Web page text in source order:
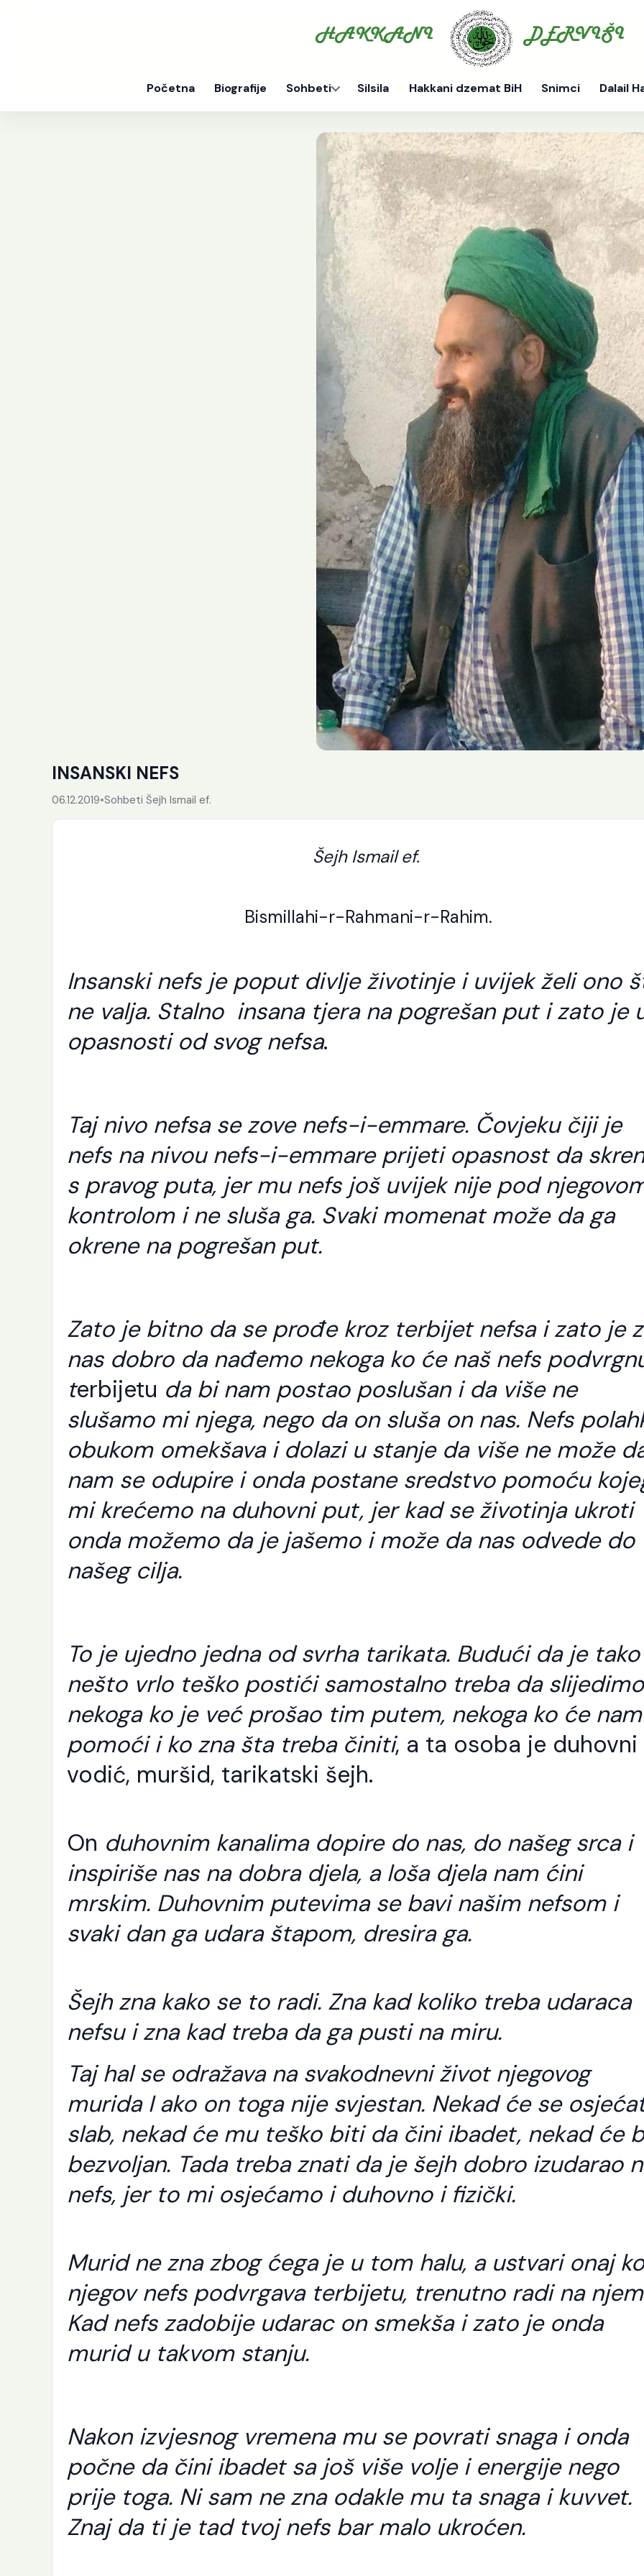
Početna Biografije Sohbeti Silsila Hakkani dzemat BiH Snimci Dalail
INSANSKI NEFS
06.12.2019•Sohbeti Šejh Ismail ef.
Šejh Ismail ef.
Bismillahi-r-Rahmani-r-Rahim.
Insanski nefs je poput divlje životinje i uvijek želi ono
ne valja. Stalno insana tjera na pogrešan put i zato je
opasnosti od svog nefsa.
Taj nivo nefsa se zove nefs-i-emmare. Čovjeku čiji je
nefs na nivou nefs-i-emmare prijeti opasnost da
s pravog puta, jer mu nefs još uvijek nije pod
kontrolom i ne sluša ga. Svaki momenat može da ga
okrene na pogrešan put.
Zato je bitno da se prođe kroz terbijet nefsa i zato je
nas dobro da nađemo nekoga ko će naš nefs
terbijetu da bi nam postao poslušan i da više ne
slušamo mi njega, nego da on sluša on nas. Nefs
obukom omekšava i dolazi u stanje da više ne može
nam se odupire i onda postane sredstvo pomoću
mi krećemo na duhovni put, jer kad se životinja ukroti
onda možemo da je jašemo i može da nas odvede do
našeg cilja.
To je ujedno jedna od svrha tarikata. Budući da je tako
nešto vrlo teško postići samostalno treba da slijedimo
nekoga ko je već prošao tim putem, nekoga ko će nam
pomoći i ko zna šta treba činiti, a ta osoba je duhovni
vodić, muršid, tarikatski šejh.
On duhovnim kanalima dopire do nas, do našeg srca i
inspiriše nas na dobra djela, a loša djela nam ćini
mrskim. Duhovnim putevima se bavi našim nefsom i
svaki dan ga udara štapom, dresira ga.
Šejh zna kako se to radi. Zna kad koliko treba udaraca
nefsu i zna kad treba da ga pusti na miru.
Taj hal se odražava na svakodnevni život njegovog
murida I ako on toga nije svjestan. Nekad će se
slab, nekad će mu teško biti da čini ibadet, nekad će
bezvoljan. Tada treba znati da je šejh dobro izudarao
nefs, jer to mi osjećamo i duhovno i fizički.
Murid ne zna zbog ćega je u tom halu, a ustvari onaj ko
njegov nefs podvrgava terbijetu, trenutno radi na
Kad nefs zadobije udarac on smekša i zato je onda
murid u takvom stanju.
Nakon izvjesnog vremena mu se povrati snaga i onda
počne da čini ibadet sa još više volje i energije nego
prije toga. Ni sam ne zna odakle mu ta snaga i kuvvet.
Znaj da ti je tad tvoj nefs bar malo ukroćen.
Allahov put treba da zna da je to i
put Allahovih evlija. Allah dž.š. putem
se hrane na Allahovom izvoru,piju sa
Njegovog duhovnog izvora. Ko god
ode na vrata jednog evlije,on je došao
i […]
se sa zikrom sa Bismilom. U
je potreban Tefekur –
Da razmišljamo koliko nam je
š. dao nimeta i da ta hrana
nije […]